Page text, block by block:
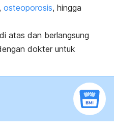
osteoporosis, hingga
atas dan berlangsung
dokter untuk